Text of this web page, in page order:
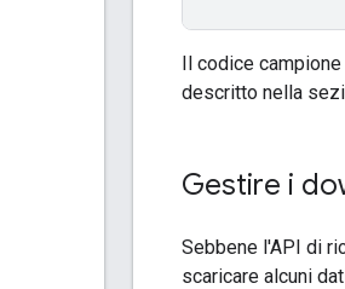
Il codice
descritto nella
Gestire i
Sebbene l'API di
scaricare alcuni